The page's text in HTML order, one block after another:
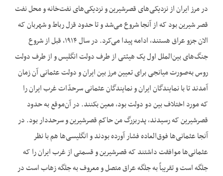
در مرز ایران از نزدیکی‌‌های قصرشیرین و نزدیکی‌‌های نفت‌‌خانه و محل نفت
قصر شیرین بود که از آنجا شروع می‌‌شد و تا حدود قزل رباط و شهربان که
الان جزو عراق هستند، ادامه پیدا می‌‌کرد. در سال ۱۹۱۴، قبل از شروع
جنگ‌‌های بین‌‌الملل اول یک هیئتی از طرف دولت انگلیس و از طرف دولت
روس به‌‌صورت میانجی برای تعیین مرز بین ایران و دولت عثمانی آن زمان
آمدند تا با نمایندگان ایران و نمایندگان عثمانی سرحدّات غرب ایران را
که مورد اختلاف بین دو دولت بود، معین بکنند. در آن‌‌موقع به حدود
قصرشیرین که رسیدند، پدربزرگ من حاکم قصرشیرین و سرحددار بود. در
آنجا عثمانی‌‌ها فوق‌العاده فشار آورده بودند و انگلیسی‌‌ها هم با نظر
عثمانی‌‌ها موافقت داشتند که قصرشیرین و قسمتی از غرب ایران را که
جلگه است و تقریباً به جلگه عراق متصل و معروف به جلگه زهاب است در